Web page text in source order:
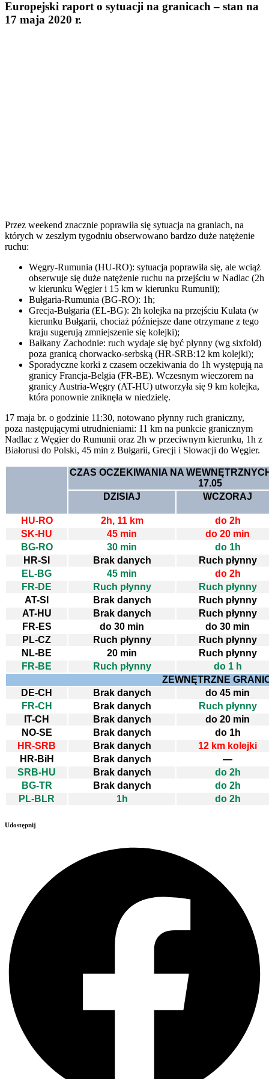
Europejski raport o sytuacji na granicach – stan na
17 maja 2020 r.
Przez weekend znacznie poprawiła się sytuacja na graniach, na
których w zeszłym tygodniu obserwowano bardzo duże natężenie
ruchu:
Węgry-Rumunia (HU-RO): sytuacja poprawiła się, ale wciąż
obserwuje się duże natężenie ruchu na przejściu w Nadlac (2h
w kierunku Węgier i 15 km w kierunku Rumunii);
Bułgaria-Rumunia (BG-RO): 1h;
Grecja-Bułgaria (EL-BG): 2h kolejka na przejściu Kulata (w
kierunku Bułgarii, chociaż późniejsze dane otrzymane z tego
kraju sugerują zmniejszenie się kolejki);
Bałkany Zachodnie: ruch wydaje się być płynny (wg sixfold)
poza granicą chorwacko-serbską (HR-SRB:12 km kolejki);
Sporadyczne korki z czasem oczekiwania do 1h występują na
granicy Francja-Belgia (FR-BE). Wczesnym wieczorem na
granicy Austria-Węgry (AT-HU) utworzyła się 9 km kolejka,
która ponownie zniknęła w niedzielę.
17 maja br. o godzinie 11:30, notowano płynny ruch graniczny,
poza następującymi utrudnieniami: 11 km na punkcie granicznym
Nadlac z Węgier do Rumunii oraz 2h w przeciwnym kierunku, 1h z
Białorusi do Polski, 45 min z Bułgarii, Grecji i Słowacji do Węgier.
CZAS OCZEKIWANIA NA
17.05
DZISIAJ
WCZORAJ
HU-RO 2h, 11 km
do 2h
SK-HU
45 min
do 20 min
BG-RO
30 min
do 1h
HR-SI
Brak danych
Ruch płynny
EL-BG
45 min
do 2h
FR-DE
Ruch płynny
Ruch płynny
AT-SI
Brak danych
Ruch płynny
AT-HU
Brak danych
Ruch płynny
FR-ES
do 30 min
do 30 min
PL-CZ
Ruch płynny
Ruch płynny
NL-BE
20 min
Ruch płynny
FR-BE
Ruch płynny
do 1 h
ZEWNĘTRZNE
DE-CH
Brak danych
do 45 min
FR-CH
Brak danych
Ruch płynny
IT-CH
Brak danych
do 20 min
NO-SE
Brak danych
do 1h
HR-SRB
Brak danych
12 km kolejki
HR-BiH
Brak danych
—
SRB-HU
Brak danych
do 2h
BG-TR
Brak danych
do 2h
PL-BLR
1h do 2h
Udostępnij